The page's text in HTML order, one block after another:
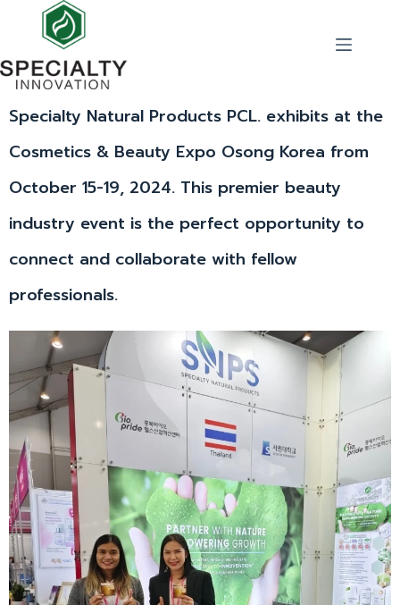
Specialty Natural Products PCL. exhibits at the
Cosmetics & Beauty Expo Osong Korea from
October 15-19, 2024. This premier beauty
industry event is the perfect opportunity to
connect and collaborate with fellow
professionals.